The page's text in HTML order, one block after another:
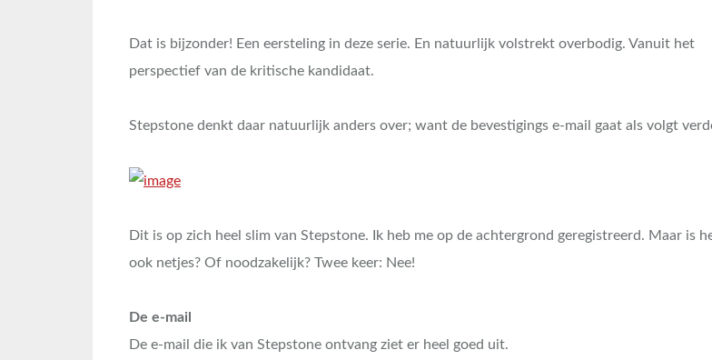
Dat is bijzonder! Een eersteling in deze serie. En natuurlijk volstrekt overbodig. Vanuit het
perspectief van de kritische kandidaat.
Stepstone denkt daar natuurlijk anders over; want de bevestigings e-mail gaat als volgt
Dit is op zich heel slim van Stepstone. Ik heb me op de achtergrond geregistreerd. Maar is
ook netjes? Of noodzakelijk? Twee keer: Nee!
De e-mail
De e-mail die ik van Stepstone ontvang ziet er heel goed uit.